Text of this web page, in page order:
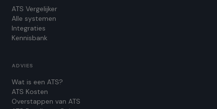
ATS Vergelijker
Alle systemen
Integraties
Kennisbank
ADVIES
Wat is een ATS?
ATS Kosten
Overstappen van ATS